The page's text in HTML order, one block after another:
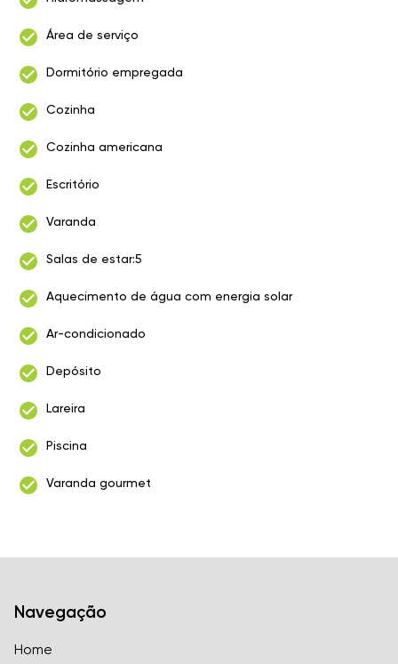
Área de serviço
Dormitório empregada
Cozinha
Cozinha americana
Escritório
Varanda
Salas de estar:5
Aquecimento de água com energia solar
Ar-condicionado
Depósito
Lareira
Piscina
Varanda gourmet
Navegação
Home